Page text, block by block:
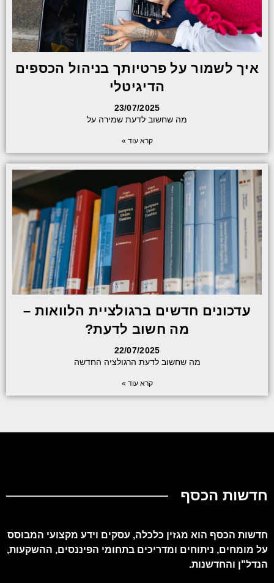
איך לשמור על פרטיותך בניהול הכספים
הדיגיטלי
23/07/2025
מה שחשוב לדעת שמירה על
קרא עוד »
עדכונים חדשים ברגולציית הלוואות –
מה חשוב לדעת?
22/07/2025
מה שחשוב לדעת הרגולציה החדשה
קרא עוד »
חדשות הכסף
חדשות הכסף הוא מגזין כלכלה, עסקים וידע מקצועי המבוסס
על מומחים, ניתוחים ומדריכים בתחומי הפיננסים, ההשקעות,
הנדל"ן והחדשנות.